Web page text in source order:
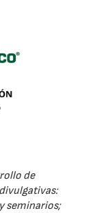
de
seminarios;